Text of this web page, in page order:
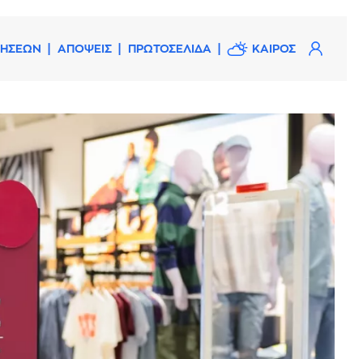
ΑΠΟΨΕΙΣ ΠΡΩΤΟΣΕΛΙΔΑ ΚΑΙΡΟΣ